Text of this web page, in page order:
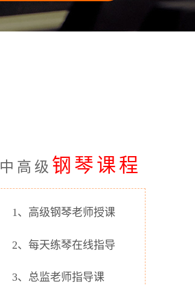
中高级 钢琴课程
1、高级钢琴老师授课
2、每天练琴在线指导
3、总监老师指导课